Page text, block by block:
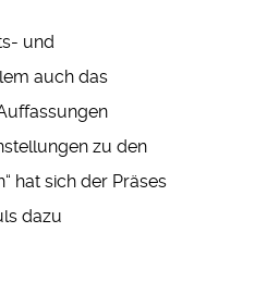
und
auch das
zu den
hat sich der Präses
dazu